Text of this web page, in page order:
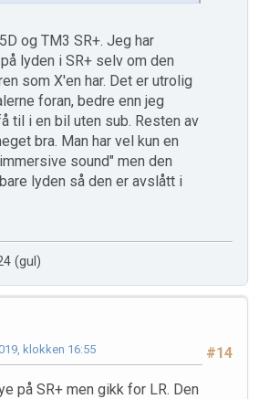
og TM3 SR+. Jeg har
lyden i SR+ selv om den
som X'en har. Det er utrolig
foran, bedre enn jeg
til i en bil uten sub. Resten av
bra. Man har vel kun en
sound" men den
lyden så den er avslått i
(gul)
#14
klokken 16:55
på SR+ men gikk for LR. Den